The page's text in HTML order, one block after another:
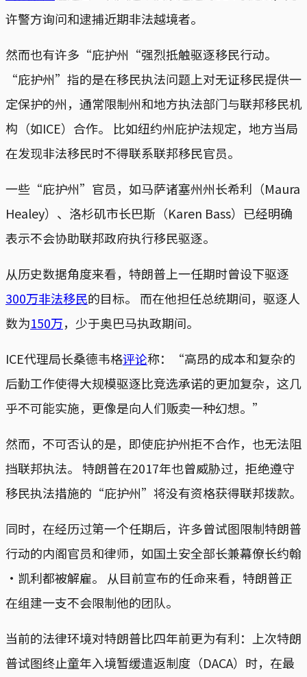
许警方询问和逮捕近期非法越境者。
然而也有许多“庇护州“强烈抵触驱逐移民行动。
“庇护州”指的是在移民执法问题上对无证移民提供一
定保护的州，通常限制州和地方执法部门与联邦移民机
构（如ICE）合作。 比如纽约州庇护法规定，地方当局
在发现非法移民时不得联系联邦移民官员。
一些“庇护州”官员，如马萨诸塞州州长希利（Maura
Healey）、洛杉矶市长巴斯（Karen Bass）已经明确
表示不会协助联邦政府执行移民驱逐。
从历史数据角度来看，特朗普上一任期时曾设下驱逐
300万非法移民的目标。 而在他担任总统期间，驱逐人
数为150万，少于奥巴马执政期间。
ICE代理局长桑德韦格评论称：“高昂的成本和复杂的
后勤工作使得大规模驱逐比竞选承诺的更加复杂，这几
乎不可能实施，更像是向人们贩卖一种幻想。”
然而，不可否认的是，即使庇护州拒不合作，也无法阻
挡联邦执法。 特朗普在2017年也曾威胁过，拒绝遵守
移民执法措施的“庇护州”将没有资格获得联邦拨款。
同时，在经历过第一个任期后，许多曾试图限制特朗普
行动的内阁官员和律师，如国土安全部长兼幕僚长约翰
·凯利都被解雇。 从目前宣布的任命来看，特朗普正
在组建一支不会限制他的团队。
当前的法律环境对特朗普比四年前更为有利：上次特朗
普试图终止童年入境暂缓遣返制度（DACA）时，在最